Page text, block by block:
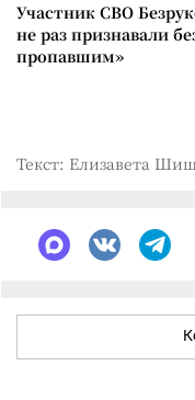
Участник СВО
не раз признавали
пропавшим»
Текст: Елизавета